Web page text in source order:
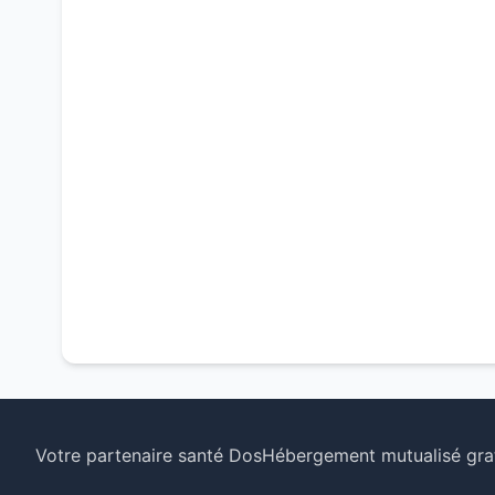
Votre partenaire santé DosHébergement mutualisé